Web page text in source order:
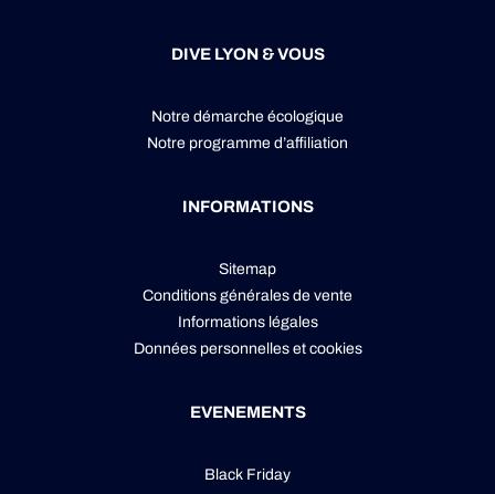
DIVE LYON & VOUS
Notre démarche écologique
Notre programme d’affiliation
INFORMATIONS
Sitemap
Conditions générales de vente
Informations légales
Données personnelleset cookies
EVENEMENTS
Black Friday